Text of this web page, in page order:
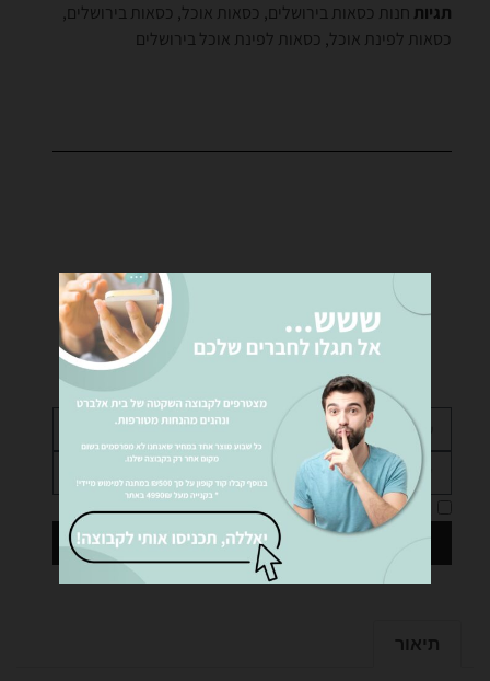
תגיות חנות כסאות בירושלים, כסאות אוכל, כסאות בירושלים,
כסאות לפינת אוכל, כסאות לפינת אוכל בירושלים
רוצים לקבל פרטים נוספים?
נציגינו ישמחו לעזור לכם… שלחו לנו הודעה!
אני מאשר אתמדיניות הפרטיותשל האתר
שליחה
תיאור